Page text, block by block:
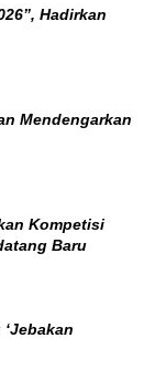
Hadirkan
Mendengarkan
Kompetisi
Baru